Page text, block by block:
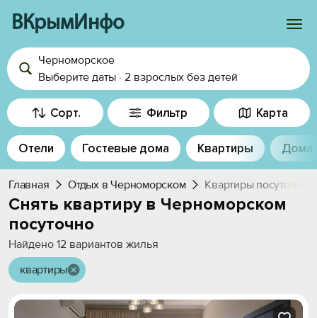
ВКрымИнфо
Войти
Избранное
История просмотра
Добавить свой объект
Черноморское
Выберите даты · 2 взрослых без детей
Сорт. Фильтр Карта
Отели Гостевые дома Квартиры Дома
Главная Отдых в Черноморском Квартиры посуточно
Снять квартиру в Черноморском
посуточно
Найдено 12 вариантов жилья
квартиры